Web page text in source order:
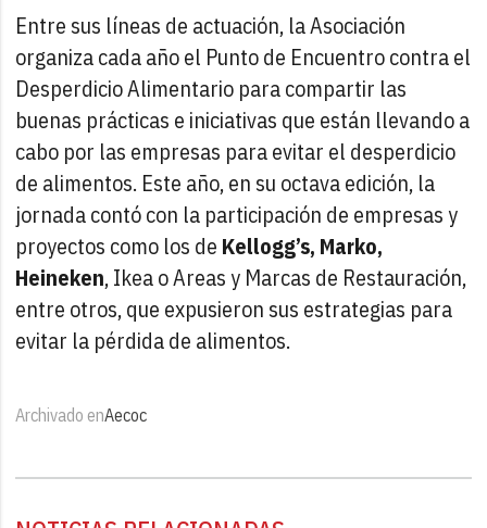
Entre sus líneas de actuación, la Asociación
organiza cada año el Punto de Encuentro contra el
Desperdicio Alimentario para compartir las
buenas prácticas e iniciativas que están llevando a
cabo por las empresas para evitar el desperdicio
de alimentos. Este año, en su octava edición, la
jornada contó con la participación de empresas y
proyectos como los de Kellogg’s, Marko,
Heineken, Ikea o Areas y Marcas de Restauración,
entre otros, que expusieron sus estrategias para
evitar la pérdida de alimentos.
Archivado enAecoc